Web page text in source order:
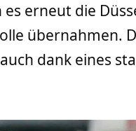
erneut die
übernahmen.
dank eines